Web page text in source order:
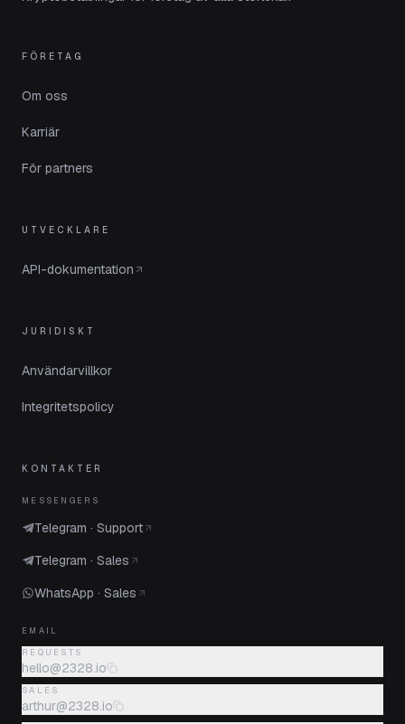
FÖRETAG
Om oss
Karriär
För partners
UTVECKLARE
API-dokumentation
JURIDISKT
Användarvillkor
Integritetspolicy
KONTAKTER
MESSENGERS
Telegram · Support
Telegram · Sales
WhatsApp · Sales
EMAIL
REQUESTS
hello@2328.io
SALES
arthur@2328.io